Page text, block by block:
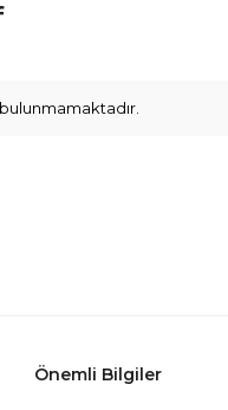
Önemli Bilgiler